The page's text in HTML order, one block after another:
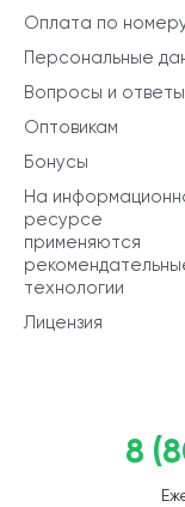
Оплата по
Персональные
Вопросы и ответы
Оптовикам
Бонусы
На
ресурсе
применяются
технологии
Лицензия
8